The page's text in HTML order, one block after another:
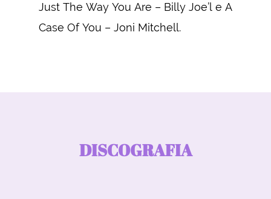
Just The Way You Are – Billy Joe’l e A
Case Of You – Joni Mitchell.
DISCOGRAFIA